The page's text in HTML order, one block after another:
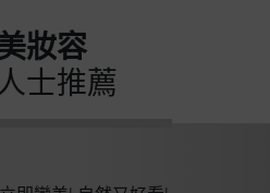
妝容
士推薦